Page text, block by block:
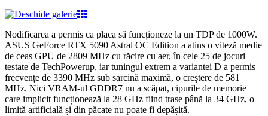
Nodificarea a permis ca placa să funcționeze la un TDP de 1000W.
ASUS GeForce RTX 5090 Astral OC Edition a atins o viteză medie
de ceas GPU de 2809 MHz cu răcire cu aer, în cele 25 de jocuri
testate de TechPowerup, iar tuningul extrem a variantei D a permis
frecvențe de 3390 MHz sub sarcină maximă, o creștere de 581
MHz. Nici VRAM-ul GDDR7 nu a scăpat, cipurile de memorie
care implicit funcționează la 28 GHz fiind trase până la 34 GHz, o
limită artificială și din păcate nu poate fi depășită.